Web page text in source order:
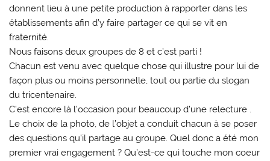
donnent lieu à une petite production à rapporter dans les
établissements afin d’y faire partager ce qui se vit en
fraternité.
Nous faisons deux groupes de 8 et c’est parti !
Chacun est venu avec quelque chose qui illustre pour lui de
façon plus ou moins personnelle, tout ou partie du slogan
du tricentenaire.
C’est encore là l’occasion pour beaucoup d’une relecture .
Le choix de la photo, de l’objet a conduit chacun à se poser
des questions qu’il partage au groupe. Quel donc a été mon
premier vrai engagement ? Qu’est-ce qui touche mon coeur